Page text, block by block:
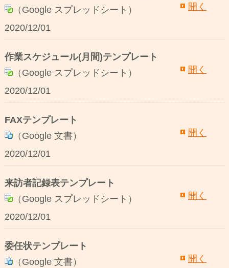
（Google スプレッドシート）
開く
2020/12/01
作業スケジュール(月間)テンプレート
（Google スプレッドシート）
開く
2020/12/01
FAXテンプレート
（Google 文書）
開く
2020/12/01
来訪者記録表テンプレート
（Google スプレッドシート）
開く
2020/12/01
委任状テンプレート
（Google 文書）
開く